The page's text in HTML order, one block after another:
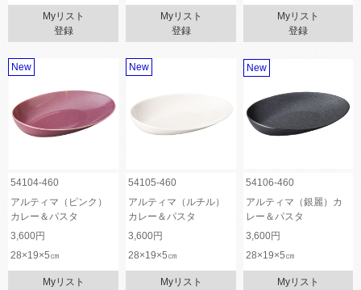
Myリスト
登録
Myリスト
登録
Myリスト
登録
New New New
54104-460 54105-460
54106-460
アルティマ（ピンク）
カレー＆パスタ
アルティマ（ルチル）
カレー＆パスタ
アルティマ（銀麗）カ
レー＆パスタ
3,600円
3,600円
3,600円
28×19×5㎝
28×19×5㎝ 28×19×5㎝
Myリスト
Myリスト
Myリスト